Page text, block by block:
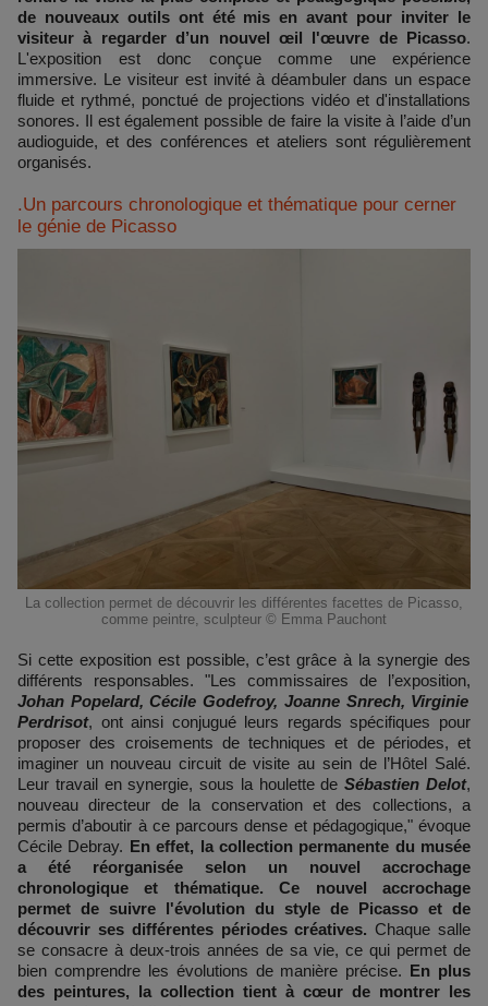
de nouveaux outils ont été mis en avant pour inviter le
visiteur à regarder d’un nouvel œil l'œuvre de Picasso.
L'exposition est donc conçue comme une expérience
immersive. Le visiteur est invité à déambuler dans un espace
fluide et rythmé, ponctué de projections vidéo et d'installations
sonores. Il est également possible de faire la visite à l’aide d’un
audioguide, et des conférences et ateliers sont régulièrement
organisés.
.Un parcours chronologique et thématique pour cerner
le génie de Picasso
La collection permet de découvrir les différentes facettes de Picasso,
comme peintre, sculpteur © Emma Pauchont
Si cette exposition est possible, c’est grâce à la synergie des
différents responsables. "Les commissaires de l’exposition,
Johan Popelard, Cécile Godefroy, Joanne Snrech, Virginie
Perdrisot, ont ainsi conjugué leurs regards spécifiques pour
proposer des croisements de techniques et de périodes, et
imaginer un nouveau circuit de visite au sein de l’Hôtel Salé.
Leur travail en synergie, sous la houlette deSébastien Delot,
nouveau directeur de la conservation et des collections, a
permis d’aboutir à ce parcours dense et pédagogique," évoque
Cécile Debray. En effet, la collection permanente du musée
a été réorganisée selon un nouvel accrochage
chronologique et thématique. Ce nouvel accrochage
permet de suivre l'évolution du style de Picasso et de
découvrir ses différentes périodes créatives. Chaque salle
se consacre à deux-trois années de sa vie, ce qui permet de
bien comprendre les évolutions de manière précise. En plus
des peintures, la collection tient à cœur de montrer les